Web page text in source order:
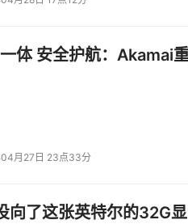
体 安全护航：Akamai
月27日 23点33分
向了这张英特尔的32G